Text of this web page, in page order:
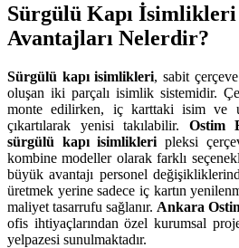
Sürgülü Kapı
Avantajları Nelerdir?
Sürgülü kapı isimlikleri, sabit
oluşan iki parçalı isimlik sistemidir.
monte edilirken, iç karttaki isim ve
çıkartılarak yenisi takılabilir. Ostim
sürgülü kapı isimlikleri pleksi
kombine modeller olarak farklı
büyük avantajı personel
üretmek yerine sadece iç kartın
maliyet tasarrufu sağlanır. Ankara
ofis ihtiyaçlarından özel kurumsal
yelpazesi sunulmaktadır.